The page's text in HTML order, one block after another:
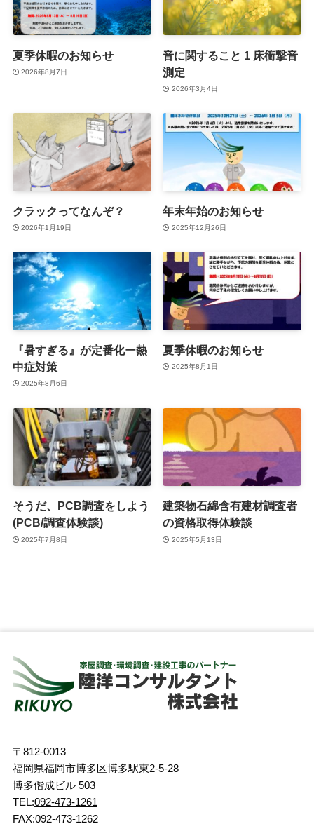
夏季休暇のお知らせ
2026年8月7日
音に関すること 1 床衝撃音
測定
2026年3月4日
クラックってなんぞ？
2026年1月19日
年末年始のお知らせ
2025年12月26日
『暑すぎる』が定番化ー熱
中症対策
2025年8月6日
夏季休暇のお知らせ
2025年8月1日
そうだ、PCB調査をしよう
(PCB/調査体験談)
2025年7月8日
建築物石綿含有建材調査者
の資格取得体験談
2025年5月13日
〒812-0013
福岡県福岡市博多区博多駅東2-5-28
博多偕成ビル 503
TEL:092-473-1261
FAX:092-473-1262